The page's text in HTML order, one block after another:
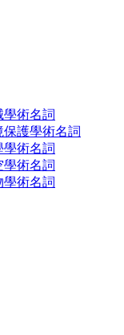
術名詞
護學術名詞
術名詞
術名詞
術名詞